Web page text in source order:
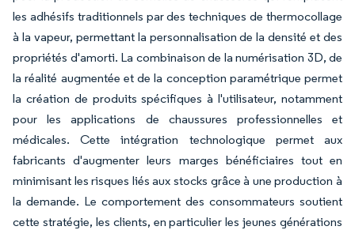
les adhésifs traditionnels par des techniques de thermocollage
à la vapeur, permettant la personnalisation de la densité et des
propriétés d'amorti. La combinaison de la numérisation 3D, de
la réalité augmentée et de la conception paramétrique permet
la création de produits spécifiques à l'utilisateur, notamment
pour les applications de chaussures professionnelles et
médicales. Cette intégration technologique permet aux
fabricants d'augmenter leurs marges bénéficiaires tout en
minimisant les risques liés aux stocks grâce à une production à
la demande. Le comportement des consommateurs soutient
cette stratégie, les clients, en particulier les jeunes générations